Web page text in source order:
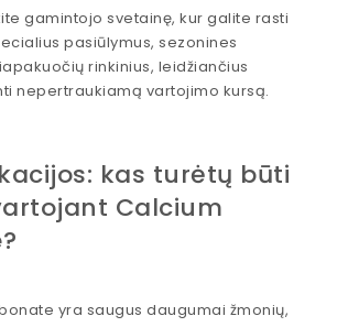
gamintojo svetainę, kur galite rasti
pasiūlymus, sezonines
rinkinius, leidžiančius
nepertraukiamą vartojimo kursą.
kas turėtų būti
Calcium
yra saugus daugumai žmonių,